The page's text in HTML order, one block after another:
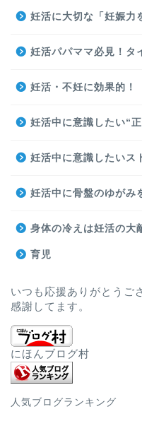
妊活に大切な「妊娠力
妊活パパママ必見！タ
妊活・不妊に効果的！
妊活中に意識したい“
妊活中に意識したいス
妊活中に骨盤のゆがみ
身体の冷えは妊活の大
育児
いつも応援ありがとうご
感謝してます。
にほんブログ村
人気ブログランキング